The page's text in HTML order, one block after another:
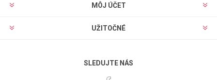
MÔJ ÚČET
UŽITOČNÉ
SLEDUJTE NÁS